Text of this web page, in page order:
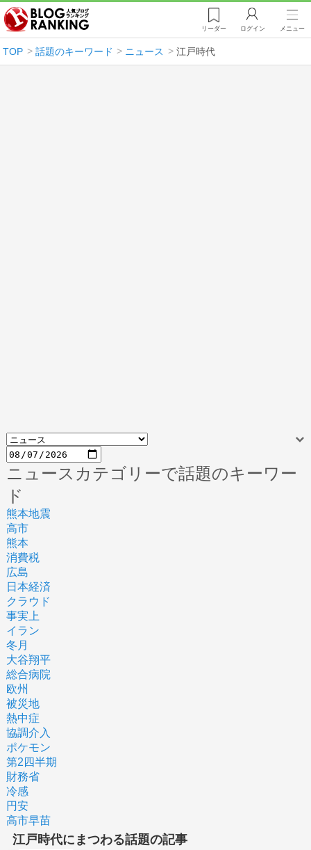
リーダー ログイン メニュー
TOP 話題のキーワード ニュース 江戸時代
ニュースカテゴリーで話題のキーワー
ド
熊本地震
高市
熊本
消費税
広島
日本経済
クラウド
事実上
イラン
冬月
大谷翔平
総合病院
欧州
被災地
熱中症
協調介入
ポケモン
第2四半期
財務省
冷感
円安
高市早苗
江戸時代にまつわる話題の記事